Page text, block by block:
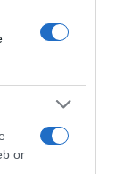
or
hajviseletet